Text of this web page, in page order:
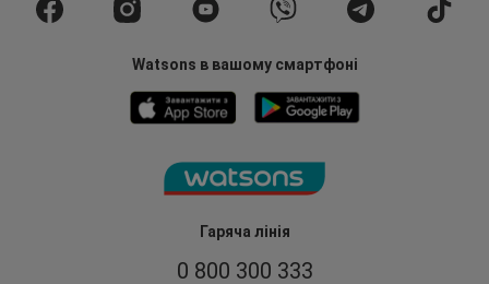
Гаряча лінія
0 800 300 333
Watsons в вашому смартфоні